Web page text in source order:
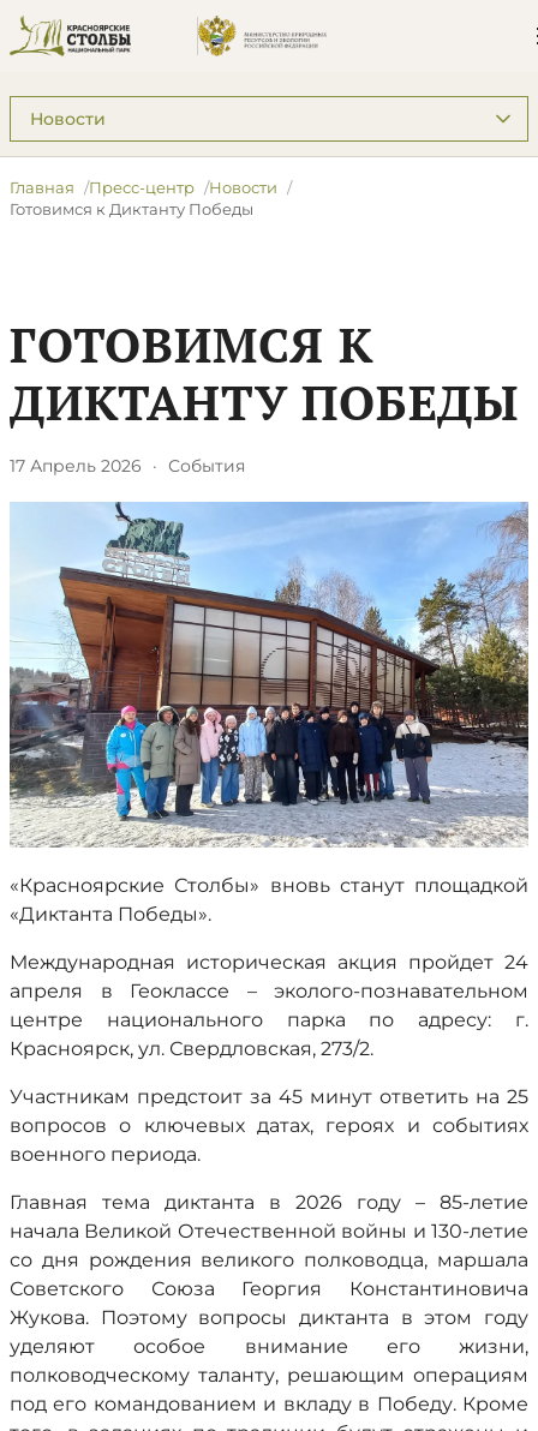
Подразделы: Пресс-центр
Главная Пресс-центр
Новости
Готовимся к Диктанту Победы
ГОТОВИМСЯ К
ДИКТАНТУ ПОБЕДЫ
17 Апрель 2026 · События
«Красноярские Столбы» вновь станут площадкой
«Диктанта Победы».
Международная историческая акция пройдет 24
апреля в Геоклассе – эколого-познавательном
центре национального парка по адресу: г.
Красноярск, ул. Свердловская, 273/2.
Участникам предстоит за 45 минут ответить на 25
вопросов о ключевых датах, героях и событиях
военного периода.
Главная тема диктанта в 2026 году – 85-летие
начала Великой Отечественной войны и 130-летие
со дня рождения великого полководца, маршала
Советского Союза Георгия Константиновича
Жукова. Поэтому вопросы диктанта в этом году
уделяют особое внимание его жизни,
полководческому таланту, решающим операциям
под его командованием и вкладу в Победу. Кроме